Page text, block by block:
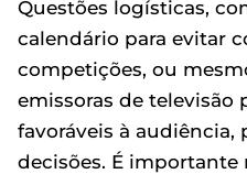
Questões logísticas,
calendário para evitar
competições, ou
emissoras de televisão
favoráveis à
decisões. É importante